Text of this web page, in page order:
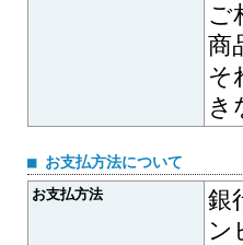
ご
商
そ
き
■ お支払方法について
お支払方法
銀
ン